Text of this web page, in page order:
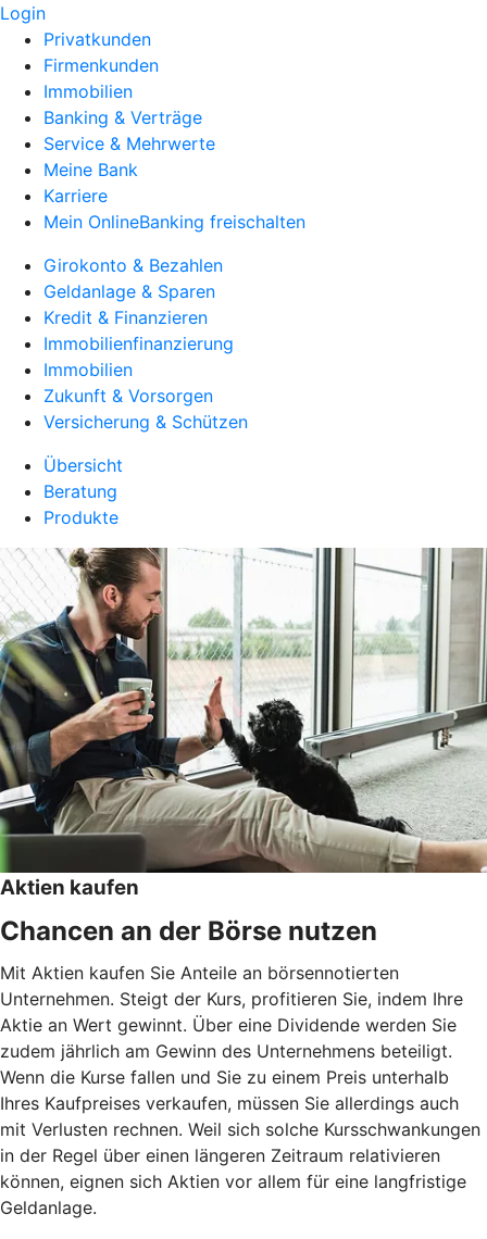
Login
Privatkunden
Firmenkunden
Immobilien
Banking & Verträge
Service & Mehrwerte
Meine Bank
Karriere
Mein OnlineBanking freischalten
Girokonto & Bezahlen
Geldanlage & Sparen
Kredit & Finanzieren
Immobilienfinanzierung
Immobilien
Zukunft & Vorsorgen
Versicherung & Schützen
Übersicht
Beratung
Produkte
Aktien kaufen
Chancen an der Börse nutzen
Mit Aktien kaufen Sie Anteile an börsennotierten
Unternehmen. Steigt der Kurs, profitieren Sie, indem Ihre
Aktie an Wert gewinnt. Über eine Dividende werden Sie
zudem jährlich am Gewinn des Unternehmens beteiligt.
Wenn die Kurse fallen und Sie zu einem Preis unterhalb
Ihres Kaufpreises verkaufen, müssen Sie allerdings auch
mit Verlusten rechnen. Weil sich solche Kursschwankungen
in der Regel über einen längeren Zeitraum relativieren
können, eignen sich Aktien vor allem für eine langfristige
Geldanlage.